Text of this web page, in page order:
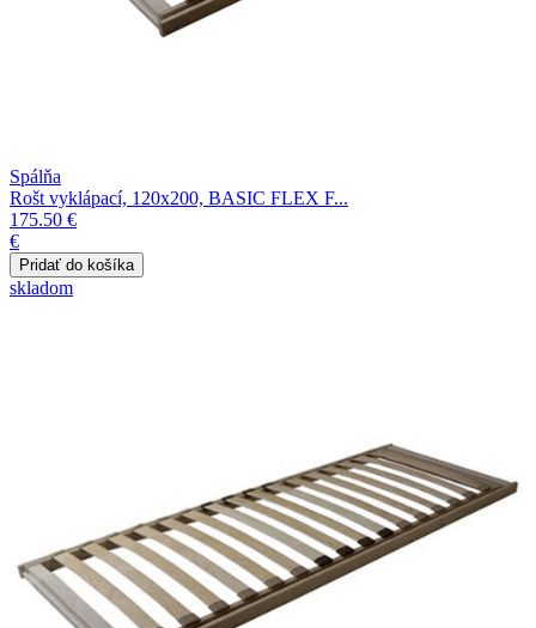
Spálňa
Rošt vyklápací, 120x200, BASIC FLEX F...
175.50 €
€
skladom